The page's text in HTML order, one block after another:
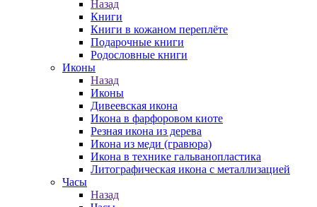
Назад
Книги
Книги в кожаном переплёте
Подарочные книги
Родословные книги
Иконы
Назад
Иконы
Дивеевская икона
Икона в фарфоровом киоте
Резная икона из дерева
Икона из меди (гравюра)
Икона в технике гальванопластика
Литографическая икона с металлизацией
Часы
Назад